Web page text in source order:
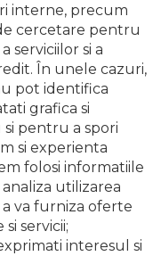
interne, precum
cercetare pentru
serviciilor si a
În unele cazuri,
pot identifica
grafica si
pentru a spori
si experienta
folosi informatiile
utilizarea
va furniza oferte
servicii;
interesul si